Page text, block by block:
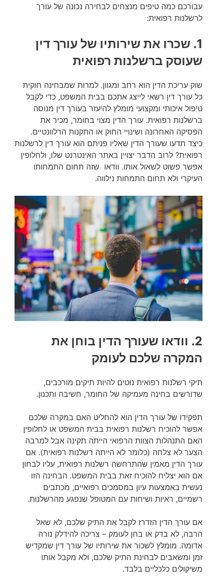
עבורכם כמה טיפים מנצחים לבחירה נכונה של עורך
לרשלנות רפואית:
1. שכרו את שירותיו של עורך דין
שעוסק ברשלנות רפואית
שוק עריכת הדין הוא רחב ומגוון. למרות שמבחינה חוקית
כל עורך דין רשאי לייצג אתכם בבית המשפט, כדי לקבל
טיפול איכותי ומקצועי מומלץ להיעזר בעורך דין מנוסה
ברשלנות רפואית. עורך הדין מצוי בחומר, מכיר את
הפסיקה האחרונה ושינויי החוק או התקנות הרלוונטיים.
כיצד תדעו שעורך הדין שאליו פניתם הוא עורך דין לרשלנות
רפואית? לרוב הדבר יצויין באתר האינטרנט שלו, ולחלופין
אפשר פשוט לשאול אותו. וודאו שזה תחום התמחותו
העיקרי ולא תחום התמחות נילווה.
2. וודאו שעורך הדין בוחן את
המקרה שלכם לעומק
תיקי רשלנות רפואית נוטים להיות תיקים מורכבים,
שדורשים בחינה מעמיקה של החומר, חשיבה ותכנון.
תפקידו של עורך הדין הוא להחליט האם במקרה שלכם
אפשר להוכיח רשלנות רפואית בבית המשפט או לחלופין
האם התנהלות הצוות הרפואי הייתה תקינה אבל למרבה
הצער לא צלחה (כלומר לא הייתה רשלנות רפואית). אם
עורך הדין מאמין שהתרחשה רשלנות רפואית, עליו לבחון
אם הוא יצליח להוכיח זאת בבית המשפט. הבחינה הזו
נעשית באמצעות עיון במסמכים רפואיים, מכתבים
רשמיים, ראיות ושיחות עם המטופל שנפגע מהרשלנות.
אם עורך הדין הזדרז לקבל את התיק שלכם, לא שאל
הרבה, לא בדק או בחן לעומק – צריכה להידלק נורה
אדומה. מומלץ לשכור את שירותיו של עורך דין שמקדיש
זמן ומשאבים לבחינת התיק שלכם, ולא מקבל אותו
משיקולים כלכליים בלבד.